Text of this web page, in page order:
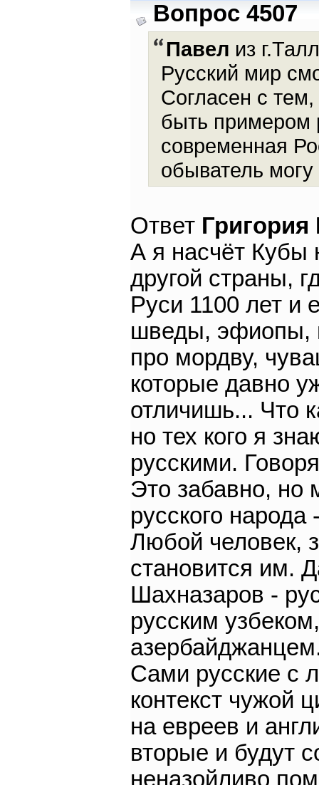
Вопрос 4507
Павел из
Русский мир
Согласен с
быть примером
современная
обыватель
Ответ
А я насчёт Кубы
другой страны,
Руси 1100 лет и
шведы, эфиопы,
про мордву,
которые давно
отличишь... Что
но тех кого я
русскими.
Это забавно, но
русского
Любой человек,
становится им.
Шахназаров -
русским
Сами русские с
контекст чужой
на евреев и
вторые и будут
неназойливо